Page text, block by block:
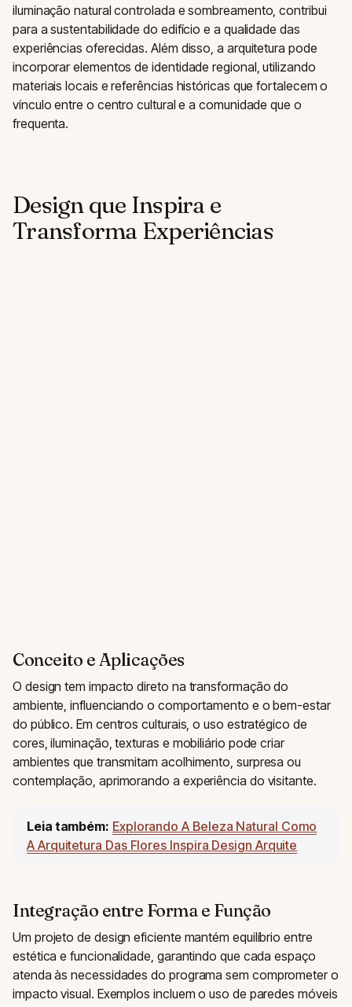
iluminação natural controlada e sombreamento, contribui
para a sustentabilidade do edifício e a qualidade das
experiências oferecidas. Além disso, a arquitetura pode
incorporar elementos de identidade regional, utilizando
materiais locais e referências históricas que fortalecem o
vínculo entre o centro cultural e a comunidade que o
frequenta.
Design que Inspira e
Transforma Experiências
Conceito e Aplicações
O design tem impacto direto na transformação do
ambiente, influenciando o comportamento e o bem-estar
do público. Em centros culturais, o uso estratégico de
cores, iluminação, texturas e mobiliário pode criar
ambientes que transmitam acolhimento, surpresa ou
contemplação, aprimorando a experiência do visitante.
Leia também: Explorando A Beleza Natural Como
A Arquitetura Das Flores Inspira Design Arquite
Integração entre Forma e Função
Um projeto de design eficiente mantém equilíbrio entre
estética e funcionalidade, garantindo que cada espaço
atenda às necessidades do programa sem comprometer o
impacto visual. Exemplos incluem o uso de paredes móveis